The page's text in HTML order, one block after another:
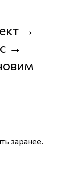
→
→
заранее.